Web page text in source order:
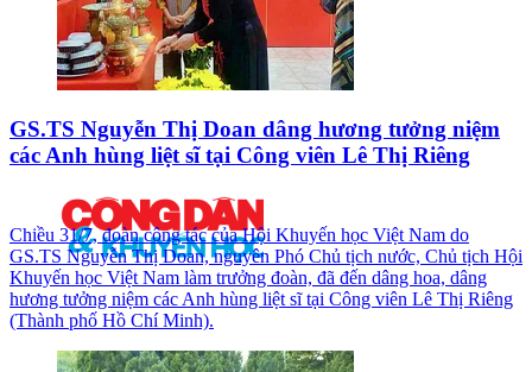
GS.TS Nguyễn Thị Doan dâng hương tưởng niệm
các Anh hùng liệt sĩ tại Công viên Lê Thị Riêng
Chiều 31/7, đoàn công tác của Hội Khuyến học Việt Nam do
GS.TS Nguyễn Thị Doan, nguyên Phó Chủ tịch nước, Chủ tịch Hội
Khuyến học Việt Nam làm trưởng đoàn, đã đến dâng hoa, dâng
hương tưởng niệm các Anh hùng liệt sĩ tại Công viên Lê Thị Riêng
(Thành phố Hồ Chí Minh).